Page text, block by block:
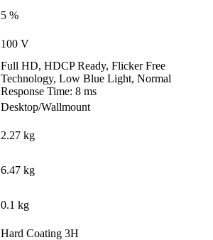
5 %
100 V
Full HD, HDCP Ready, Flicker Free
Technology, Low Blue Light, Normal
Response Time: 8 ms
Desktop/Wallmount
2.27 kg
6.47 kg
0.1 kg
Hard Coating 3H